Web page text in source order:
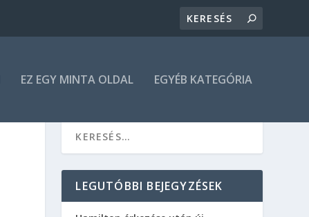
EZ EGY MINTA OLDAL EGYÉB KATEGÓRIA
LEGUTÓBBI BEJEGYZÉSEK